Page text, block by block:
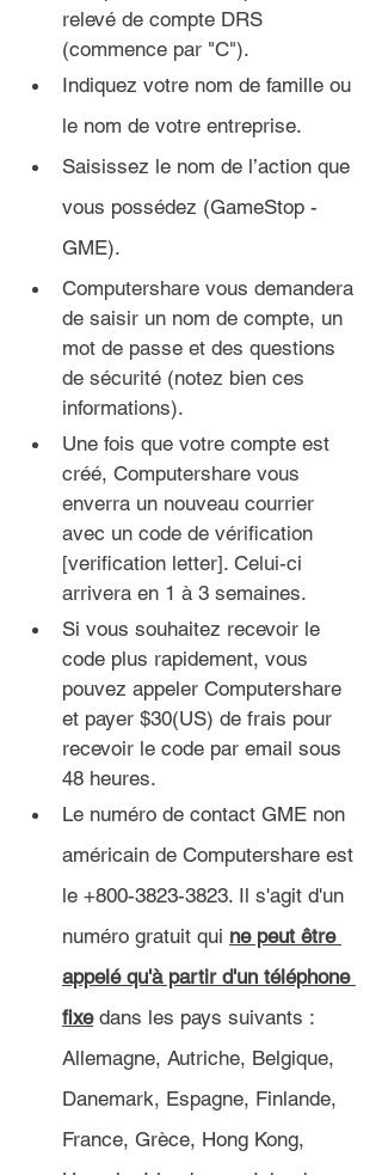
relevé de compte DRS
(commence par "C").
Indiquez votre nom de famille ou
le nom de votre entreprise.
Saisissez le nom de l’action que
vous possédez (GameStop -
GME).
Computershare vous demandera
de saisir un nom de compte, un
mot de passe et des questions
de sécurité (notez bien ces
informations).
Une fois que votre compte est
créé, Computershare vous
enverra un nouveau courrier
avec un code de vérification
[verification letter]. Celui-ci
arrivera en 1 à 3 semaines.
Si vous souhaitez recevoir le
code plus rapidement, vous
pouvez appeler Computershare
et payer $30(US) de frais pour
recevoir le code par email sous
48 heures.
Le numéro de contact GME non
américain de Computershare est
le +800-3823-3823. Il s'agit d'un
numéro gratuit qui ne peut être
appelé qu'à partir d'un téléphone
fixe dans les pays suivants :
Allemagne, Autriche, Belgique,
Danemark, Espagne, Finlande,
France, Grèce, Hong Kong,